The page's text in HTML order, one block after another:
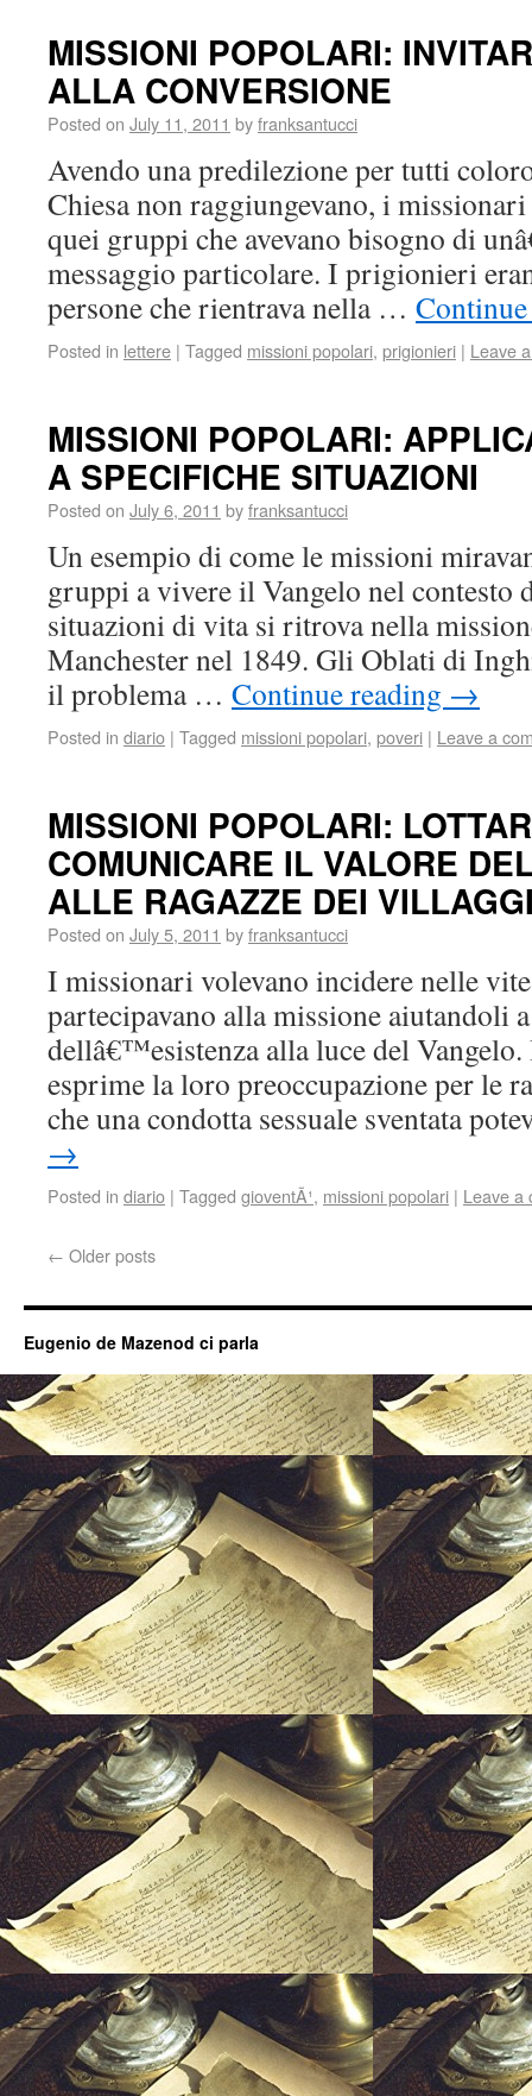
MISSIONI POPOLARI:
ALLA CONVERSIONE
Posted on July 11, 2011 byfranksantucci
Avendo una predilezione per tutti
Chiesa non raggiungevano, i
quei gruppi che avevano bisogno di
messaggio particolare. I prigionieri
persone che rientrava nella …
Posted in lettere | Tagged missioni popolari, prigionieri | Leave
MISSIONI POPOLARI:
A SPECIFICHE SITUAZIONI
Posted on July 6, 2011 byfranksantucci
Un esempio di come le missioni
gruppi a vivere il Vangelo nel contesto
situazioni di vita si ritrova nella
Manchester nel 1849. Gli Oblati di
il problema … Continue reading →
Posted in diario | Tagged missioni popolari, poveri | Leave a
MISSIONI POPOLARI:
COMUNICARE IL VALORE
ALLE RAGAZZE DEI
Posted on July 5, 2011 byfranksantucci
I missionari volevano incidere nelle
partecipavano alla missione aiutandoli
dellâ€™esistenza alla luce del
esprime la loro preoccupazione per le
che una condotta sessuale sventata
→
Posted in diario | Tagged gioventÃ¹, missioni popolari | Leave a
← Older posts
Eugenio de Mazenod ci parla